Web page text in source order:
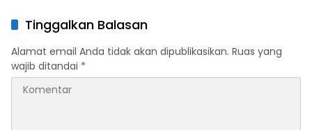
Tinggalkan Balasan
Alamat email Anda tidak akan dipublikasikan. Ruas yang
wajib ditandai *